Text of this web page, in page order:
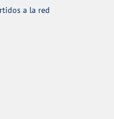
a la red